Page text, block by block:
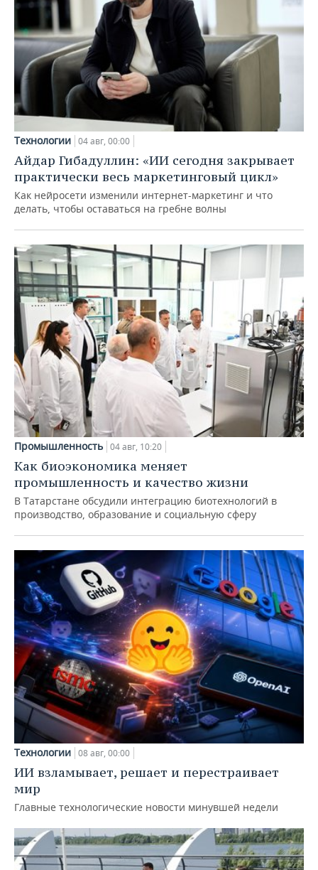
Технологии 04 авг, 00:00
Айдар Гибадуллин: «ИИ сегодня закрывает
практически весь маркетинговый цикл»
Как нейросети изменили интернет-маркетинг и что
делать, чтобы оставаться на гребне волны
Промышленность 04 авг, 10:20
Как биоэкономика меняет
промышленность и качество жизни
В Татарстане обсудили интеграцию биотехнологий в
производство, образование и социальную сферу
Технологии 08 авг, 00:00
ИИ взламывает, решает и перестраивает
мир
Главные технологические новости минувшей недели